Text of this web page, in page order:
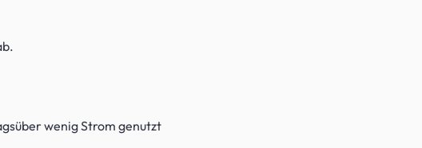
wenig Strom genutzt